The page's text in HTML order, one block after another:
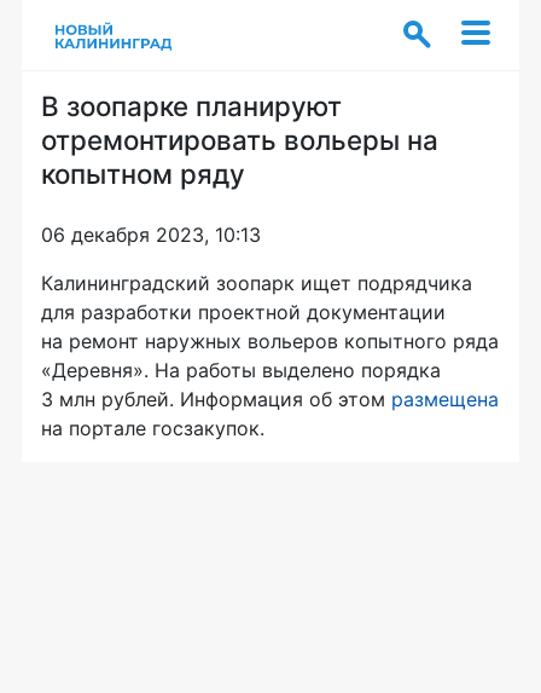
В зоопарке планируют
отремонтировать вольеры на
копытном ряду
06 декабря 2023, 10:13
Калининградский зоопарк ищет подрядчика
для разработки проектной документации
на ремонт наружных вольеров копытного ряда
«Деревня». На работы выделено порядка
3 млн рублей. Информация об этом размещена
на портале госзакупок.